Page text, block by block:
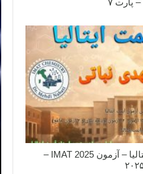
پاسخ سوالات آیمت ۲۰۲۵ ایتالیا – آزمون IMAT 2025 –